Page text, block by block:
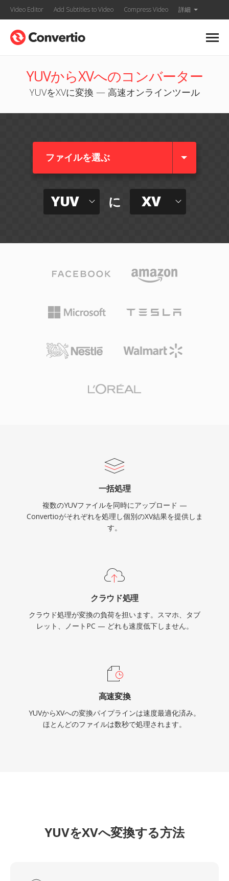
Video Editor Add Subtitles to Video Compress Video 詳細
YUVからXVへのコンバーター
YUVをXVに変換 — 高速オンラインツール
ファイルを選ぶ
YUV に XV
一括処理
複数のYUVファイルを同時にアップロード —
Convertioがそれぞれを処理し個別のXV結果を提供しま
す。
クラウド処理
クラウド処理が変換の負荷を担います。スマホ、タブ
レット、ノートPC — どれも速度低下しません。
高速変換
YUVからXVへの変換パイプラインは速度最適化済み。
ほとんどのファイルは数秒で処理されます。
YUVをXVへ変換する方法